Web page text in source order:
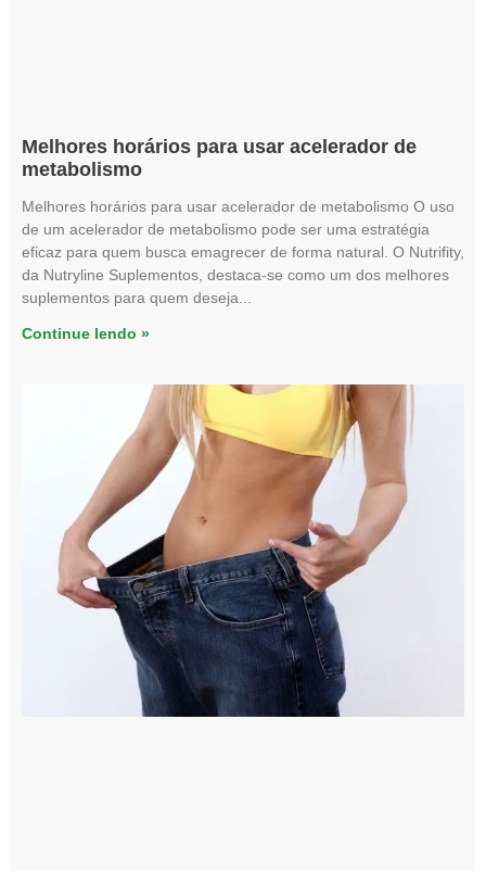
Melhores horários para usar acelerador de
metabolismo
Melhores horários para usar acelerador de metabolismo O uso
de um acelerador de metabolismo pode ser uma estratégia
eficaz para quem busca emagrecer de forma natural. O Nutrifity,
da Nutryline Suplementos, destaca-se como um dos melhores
suplementos para quem deseja
Continue lendo »